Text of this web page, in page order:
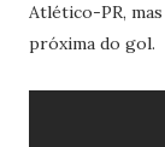
Atlético-PR,
próxima do gol.